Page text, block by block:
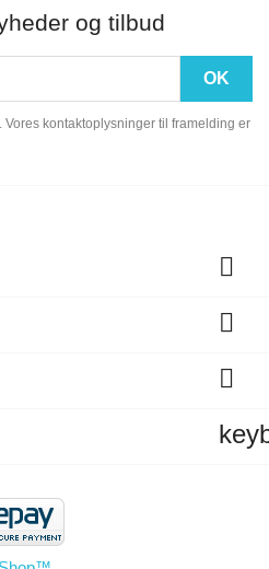
og tilbud
kontaktoplysninger til framelding er


